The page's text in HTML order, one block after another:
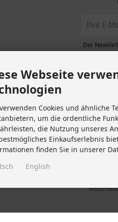
Der
service.de
Kontakt
Cookie
Webseite
Cookies und ähnliche
um die ordentliche
die Nutzung unseres
Einkaufserlebnis
finden Sie in unserer
English